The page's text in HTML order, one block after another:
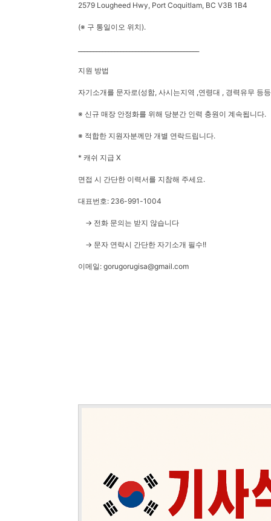
2579 Lougheed Hwy, Port Coquitlam, BC V3B 1B4
(※ 구 통일이오 위치).
지원 방법
자기소개를 문자로(성함, 사시는지역 ,연령대 , 경력유무 등
※ 신규 매장 안정화를 위해 당분간 인력 충원이 계속됩니다.
※ 적합한 지원자분께만 개별 연락드립니다.
* 캐쉬 지급 X
면접 시 간단한 이력서를 지참해 주세요.
대표번호: 236-991-1004
→ 전화 문의는 받지 않습니다
→ 문자 연락시 간단한 자기소개 필수!!
이메일: gorugorugisa@gmail.com